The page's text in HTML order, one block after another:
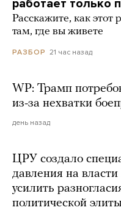
работает только
Расскажите, как этот
там, где вы живете
РАЗБОР 21 час назад
WP: Трамп
из-за нехватки
день назад
ЦРУ создало
давления на
усилить
политической